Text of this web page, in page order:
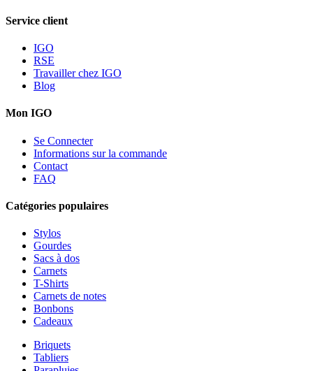
Service client
IGO
RSE
Travailler chez IGO
Blog
Mon IGO
Se Connecter
Informations sur la commande
Contact
FAQ
Catégories populaires
Stylos
Gourdes
Sacs à dos
Carnets
T-Shirts
Carnets de notes
Bonbons
Cadeaux
Briquets
Tabliers